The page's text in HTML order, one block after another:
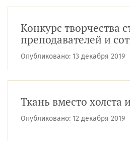
Конкурс творчества
преподавателей и
ФДКТ
Опубликовано: 13 декабря 2019
Ткань вместо холста
Опубликовано: 12 декабря 2019